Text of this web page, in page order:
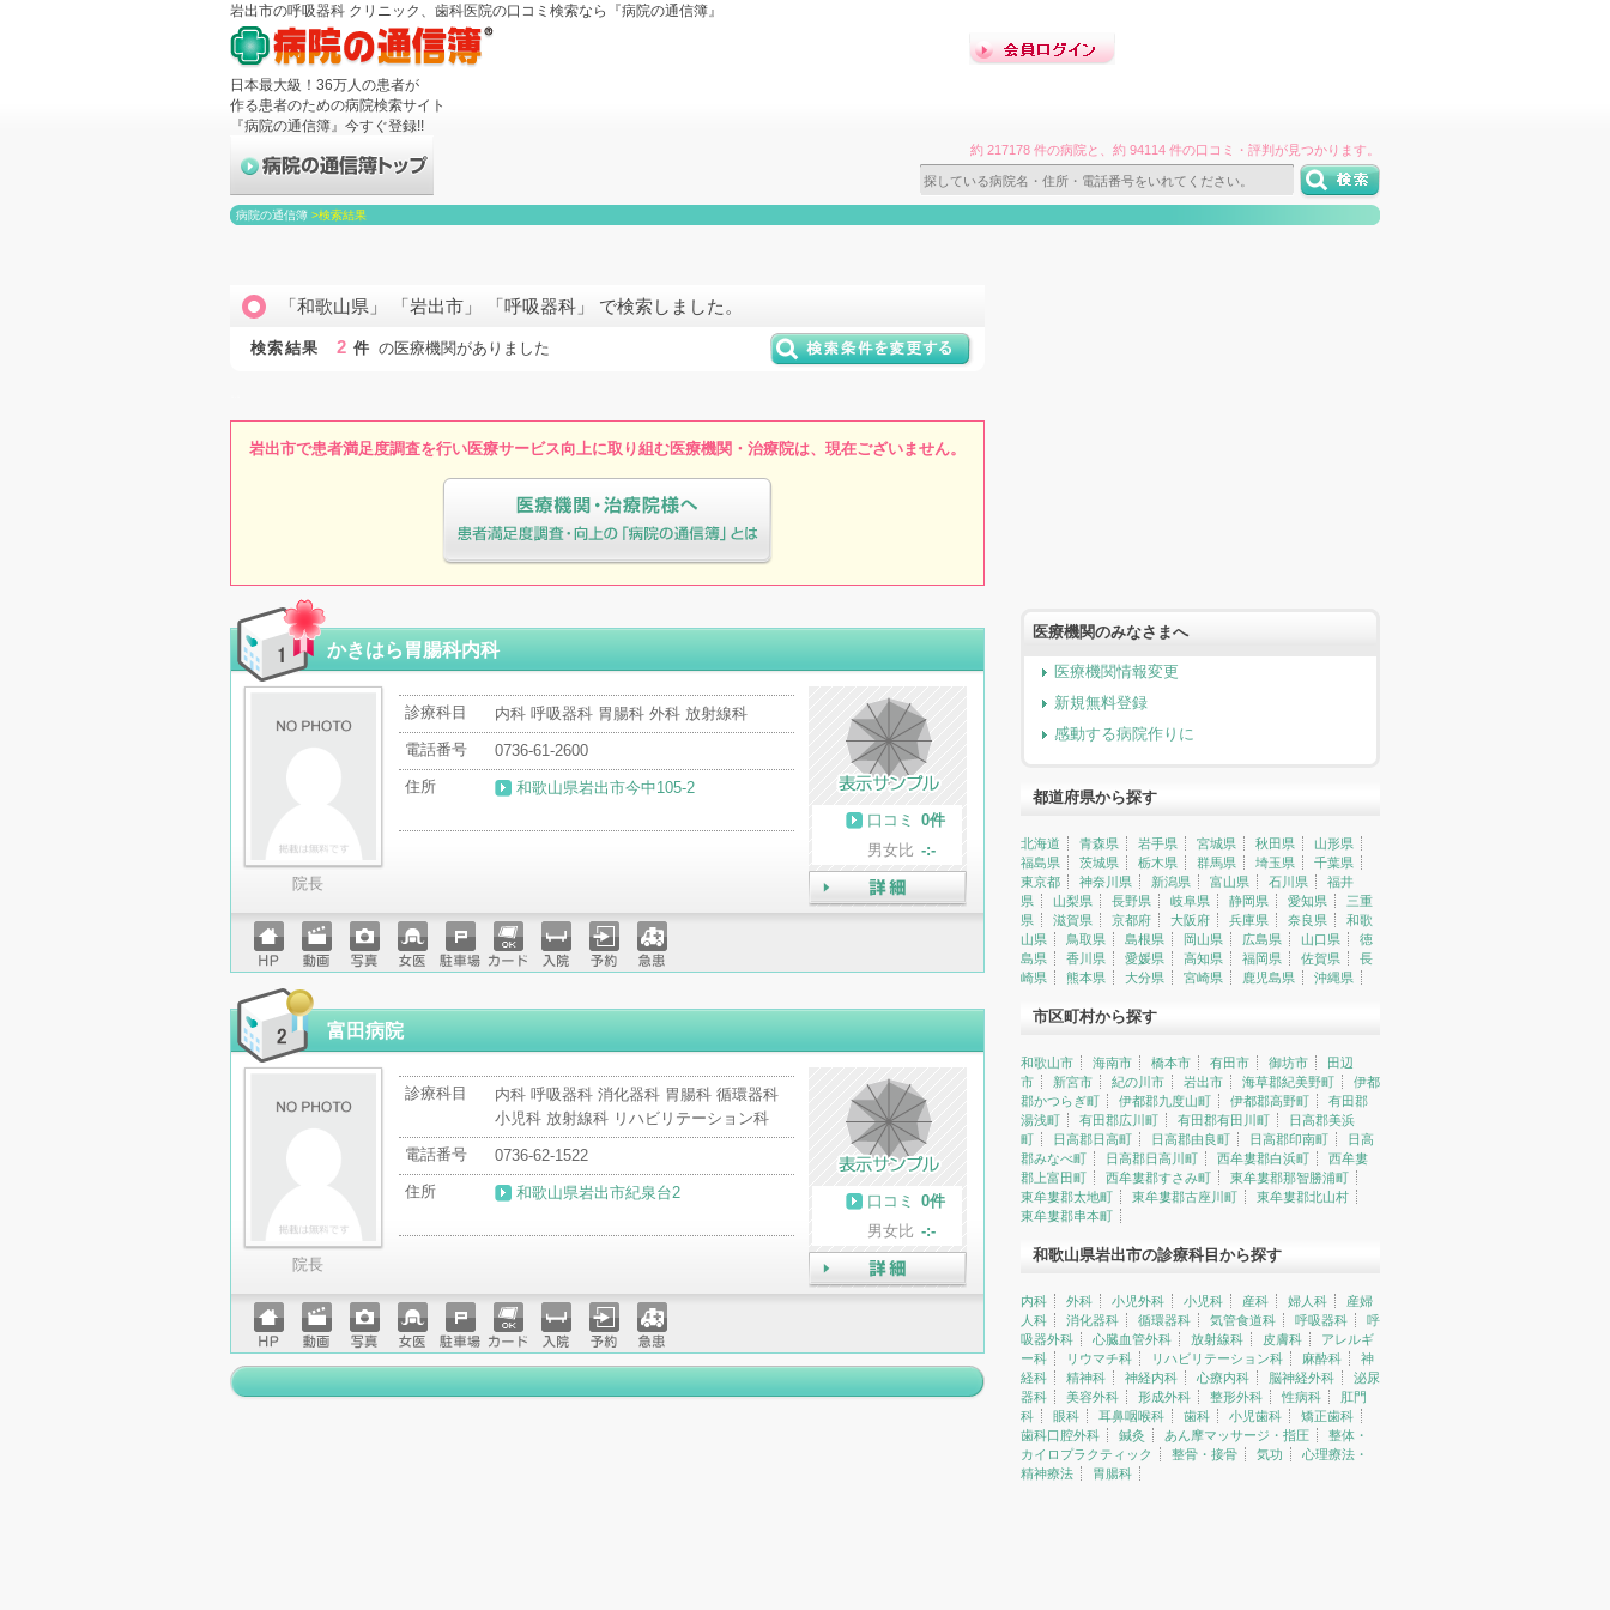
岩出市の呼吸器科 クリニック、歯科医院の口コミ検索なら『病院の通信簿』
日本最大級！36万人の患者が
作る患者のための病院検索サイト
『病院の通信簿』今すぐ登録!!
約 217178 件の病院と、約 94114 件の口コミ・評判が見つかります。
病院の通信簿 >検索結果
「和歌山県」 「岩出市」 「呼吸器科」 で検索しました。
検索結果 2 件 の医療機関がありました
岩出市で患者満足度調査を行い医療サービス向上に取り組む医療機関・治療院は、現在ございません。
かきはら胃腸科内科
院長
診療科目
内科 呼吸器科 胃腸科 外科 放射線科
電話番号
0736-61-2600
住所
和歌山県岩出市今中105-2
口コミ
0件
男女比 -:-
詳細
ホーム
ページ
動画 写真 女医 駐車場クレジ
ード
入院 予約 急患
富田病院
院長
診療科目
内科 呼吸器科 消化器科 胃腸科 循環器科
小児科 放射線科 リハビリテーション科
電話番号
0736-62-1522
住所
和歌山県岩出市紀泉台2 口コミ
0件
男女比 -:-
詳細
ホーム
ページ
動画 写真 女医 駐車場クレジ
ットカ
ード
入院 予約 急患
医療機関のみなさまへ
医療機関情報変更
新規無料登録
感動する病院作りに
都道府県から探す
北海道 青森県 岩手県 宮城県 秋田県
山形県
福島県
茨城県 栃木県 群馬県 埼玉県
千葉県
東京都
神奈川県 新潟県 富山県 石川県
福井
県
山梨県 長野県 岐阜県 静岡県 愛知県
三重
県
滋賀県 京都府 大阪府 兵庫県 奈良県
和歌
山県
鳥取県 島根県 岡山県 広島県 山口県
徳
島県
香川県 愛媛県 高知県 福岡県 佐賀県
長
崎県
熊本県 大分県 宮崎県 鹿児島県 沖縄県
市区町村から探す
和歌山市 海南市 橋本市 有田市 御坊市
田辺
市
新宮市 紀の川市 岩出市 海草郡紀美野町
伊都
郡かつらぎ町
伊都郡九度山町 伊都郡高野町
有田郡
湯浅町
有田郡広川町 有田郡有田川町
日高郡美浜
町
日高郡日高町 日高郡由良町 日高郡印南町
日高
郡みなべ町
日高郡日高川町 西牟婁郡白浜町
西牟婁
郡上富田町
西牟婁郡すさみ町
東牟婁郡那智勝浦町
東牟婁郡太地町
東牟婁郡古座川町
東牟婁郡北山村
東牟婁郡串本町
和歌山県岩出市の診療科目から探す
内科 外科 小児外科 小児科 産科 婦人科
産婦
人科
消化器科 循環器科 気管食道科 呼吸器科
呼
吸器外科
心臓血管外科 放射線科 皮膚科
アレルギ
ー科
リウマチ科 リハビリテーション科 麻酔科
神
経科
精神科 神経内科 心療内科 脳神経外科
泌尿
器科
美容外科 形成外科 整形外科 性病科
肛門
科
眼科 耳鼻咽喉科 歯科 小児歯科
矯正歯科
歯科口腔外科
鍼灸 あん摩マッサージ・指圧
整体・
カイロプラクティック
整骨・接骨 気功
心理療法・
精神療法
胃腸科